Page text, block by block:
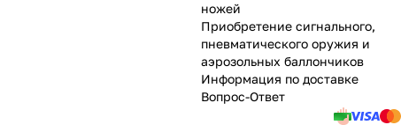
ножей
Приобретение сигнального,
пневматического оружия и
аэрозольных баллончиков
Информация по доставке
Вопрос-Ответ